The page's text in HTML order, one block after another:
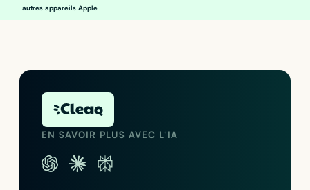
autres appareils Apple
EN SAVOIR PLUS AVEC L'IA